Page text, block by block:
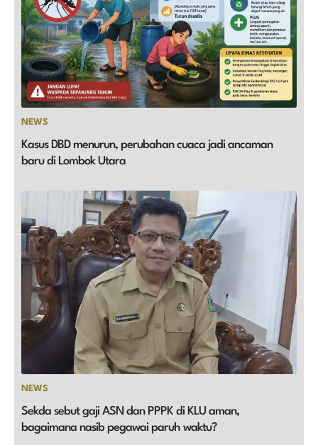
NEWS
Kasus DBD menurun, perubahan cuaca jadi ancaman
baru di Lombok Utara
NEWS
Sekda sebut gaji ASN dan PPPK di KLU aman,
bagaimana nasib pegawai paruh waktu?